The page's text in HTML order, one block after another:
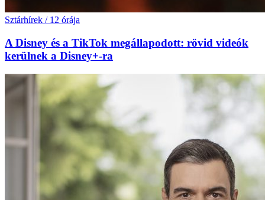
Sztárhírek / 12 órája
A Disney és a TikTok megállapodott: rövid videók
kerülnek a Disney+-ra